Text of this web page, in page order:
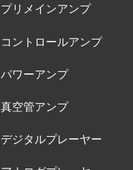
プリメインアンプ
コントロールアンプ
パワーアンプ
真空管アンプ
デジタルプレーヤー